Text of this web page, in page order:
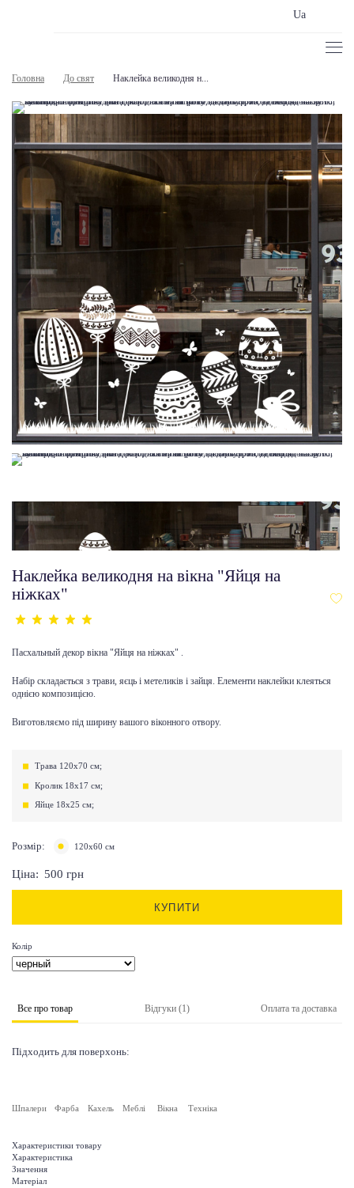
Ua
Головна До свят Наклейка великодня н...
Наклейка великодня на вікна "Яйця на
ніжках"
Пасхальный декор вікна "Яйця на ніжках" .
Набір складається з трави, яєць і метеликів і зайця. Елементи наклейки клеяться
однією композицією.
Виготовляємо під ширину вашого віконного отвору.
Трава 120х70 см;
Кролик 18х17 см;
Яйце 18х25 см;
Розмір: 120х60 см
Ціна: 500 грн
КУПИТИ
Колір
Все про товар Відгуки (1) Оплата та доставка
Підходить для поверхонь:
Шпалери Фарба Кахель Меблі Вікна Техніка
Характеристики товару
Характеристика
Значення
Матеріал